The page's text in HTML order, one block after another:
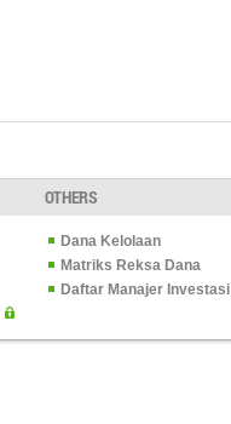
OTHERS
Dana Kelolaan
Matriks Reksa Dana
Daftar Manajer Investasi